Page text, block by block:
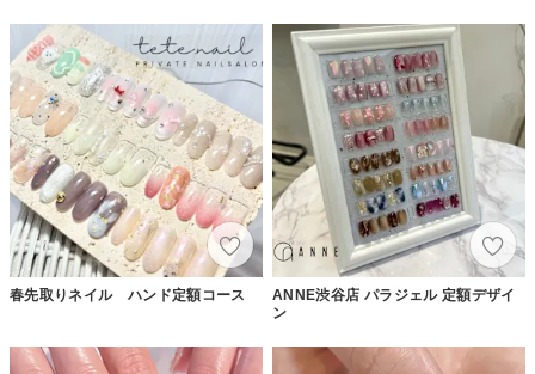
春先取りネイル ハンド定額コース
ANNE渋谷店 パラジェル 定額デザイ
ン